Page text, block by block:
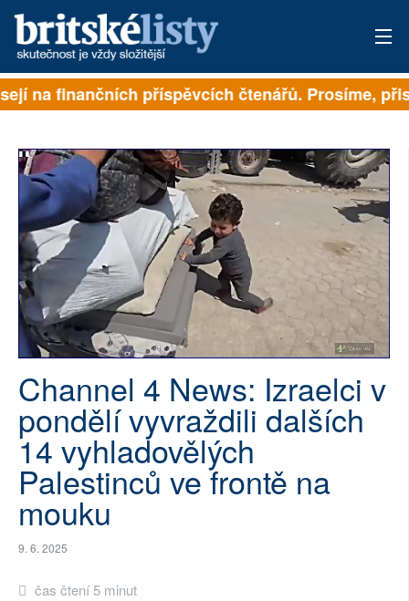
PŘIHLÁSIT
ARCHIV
ROZHOVORY
TÉMATA
NEJČTENĚJŠÍ ZA 7 DNÍ
AUTOŘI
PŘÍSPĚVKY NA PROVOZ
SOCIÁLNÍ SÍTĚ
RUBRIKY
PLNÁ VERZE STRÁNEK
na finančních příspěvcích čtenářů. Prosíme,
Channel 4 News: Izraelci v
pondělí vyvraždili dalších
14 vyhladovělých
Palestinců ve frontě na
mouku
9. 6. 2025
čas čtení 5 minut